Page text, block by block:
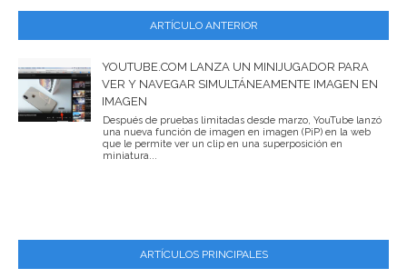
ARTÍCULO ANTERIOR
YOUTUBE.COM LANZA UN MINIJUGADOR PARA
VER Y NAVEGAR SIMULTÁNEAMENTE IMAGEN EN
IMAGEN
Después de pruebas limitadas desde marzo, YouTube lanzó
una nueva función de imagen en imagen (PiP) en la web
que le permite ver un clip en una superposición en
miniatura...
ARTÍCULOS PRINCIPALES